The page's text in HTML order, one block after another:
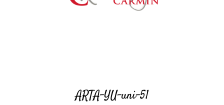
ARTA-YU-uni-51